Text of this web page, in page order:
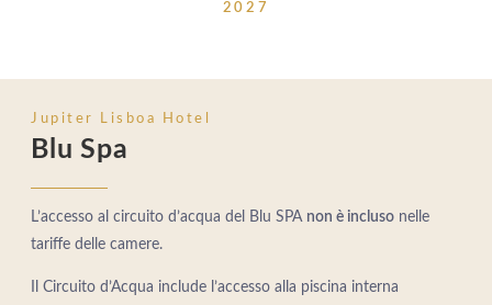
2027
Jupiter Lisboa Hotel
Blu Spa
L’accesso al circuito d’acqua del Blu SPA non è incluso nelle
tariffe delle camere.
Il Circuito d’Acqua include l’accesso alla piscina interna